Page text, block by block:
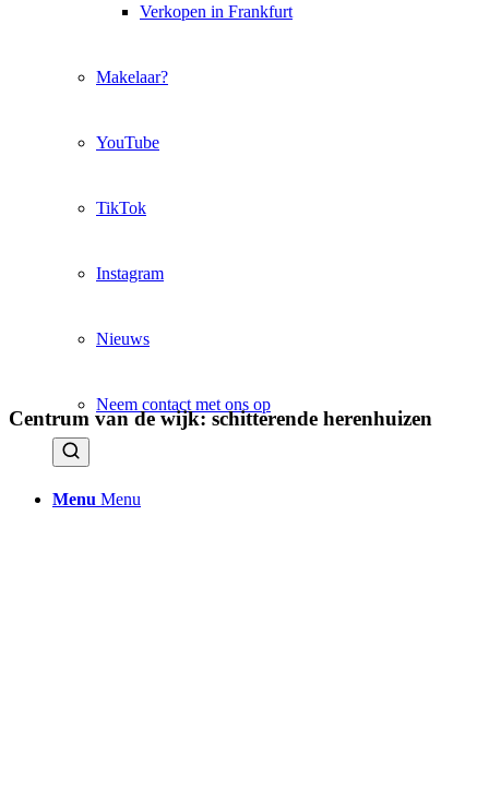
Verkopen in Frankfurt
Makelaar?
YouTube
TikTok
Instagram
Nieuws
Neem contact met ons op
Menu Menu
Centrum van de wijk: schitterende herenhuizen